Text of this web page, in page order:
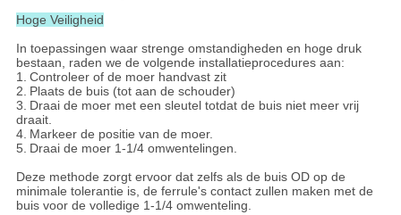
Hoge Veiligheid
In toepassingen waar strenge omstandigheden en hoge druk
bestaan, raden we de volgende installatieprocedures aan:
1. Controleer of de moer handvast zit
2. Plaats de buis (tot aan de schouder)
3. Draai de moer met een sleutel totdat de buis niet meer vrij
draait.
4. Markeer de positie van de moer.
5. Draai de moer 1-1/4 omwentelingen.
Deze methode zorgt ervoor dat zelfs als de buis OD op de
minimale tolerantie is, de ferrule's contact zullen maken met de
buis voor de volledige 1-1/4 omwenteling.